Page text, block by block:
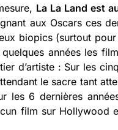
La La Land est
aux Oscars ces
biopics (surtout
années les
d’artiste : Sur les
le sacre tant
les 6 dernières
film sur Hollywood